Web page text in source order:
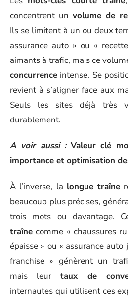
concentrent un volume de
Ils se limitent à un ou deux
assurance auto » ou «
aimants à trafic, mais ce
concurrence intense. Se
revient à s’aligner face aux
Seuls les sites déjà très
durablement.
A voir aussi : Valeur clé
importance et optimisation
À l’inverse, la longue traîne
beaucoup plus précises,
trois mots ou davantage.
traîne comme « chaussures
épaisse » ou « assurance
franchise » génèrent un
mais leurtaux de
internautes qui utilisent ces